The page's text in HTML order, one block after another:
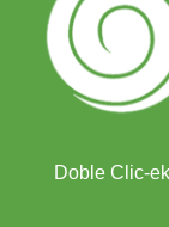
Doble Clic-